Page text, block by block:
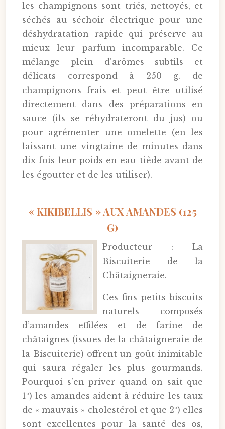
les champignons sont triés, nettoyés, et
séchés au séchoir électrique pour une
déshydratation rapide qui préserve au
mieux leur parfum incomparable. Ce
mélange plein d’arômes subtils et
délicats correspond à 250 g. de
champignons frais et peut être utilisé
directement dans des préparations en
sauce (ils se réhydrateront du jus) ou
pour agrémenter une omelette (en les
laissant une vingtaine de minutes dans
dix fois leur poids en eau tiède avant de
les égoutter et de les utiliser).
« KIKIBELLIS » AUX AMANDES (125
G)
Producteur : La
Biscuiterie de la
Châtaigneraie.
Ces fins petits biscuits
naturels composés
d’amandes effilées et de farine de
châtaignes (issues de la châtaigneraie de
la Biscuiterie) offrent un goût inimitable
qui saura régaler les plus gourmands.
Pourquoi s’en priver quand on sait que
1º) les amandes aident à réduire les taux
de « mauvais » cholestérol et que 2º) elles
sont excellentes pour la santé des os,